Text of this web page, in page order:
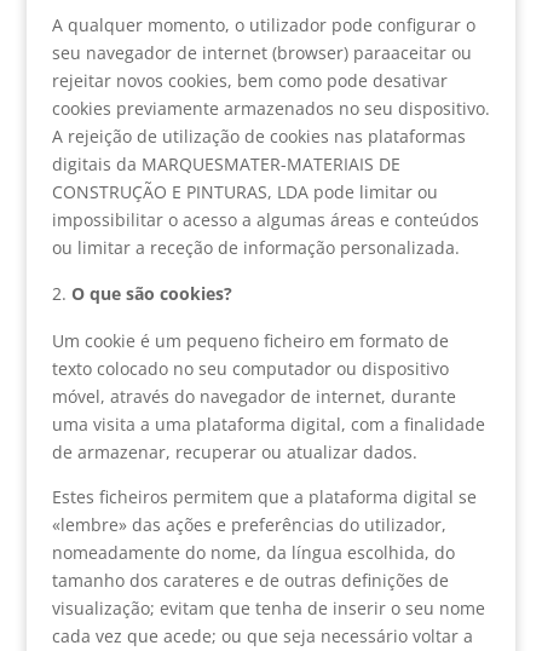
A qualquer momento, o utilizador pode configurar o
seu navegador de internet (browser) paraaceitar ou
rejeitar novos cookies, bem como pode desativar
cookies previamente armazenados no seu dispositivo.
A rejeição de utilização de cookies nas plataformas
digitais da MARQUESMATER-MATERIAIS DE
CONSTRUÇÃO E PINTURAS, LDA pode limitar ou
impossibilitar o acesso a algumas áreas e conteúdos
ou limitar a receção de informação personalizada.
O que são cookies?
Um cookie é um pequeno ficheiro em formato de
texto colocado no seu computador ou dispositivo
móvel, através do navegador de internet, durante
uma visita a uma plataforma digital, com a finalidade
de armazenar, recuperar ou atualizar dados.
Estes ficheiros permitem que a plataforma digital se
«lembre» das ações e preferências do utilizador,
nomeadamente do nome, da língua escolhida, do
tamanho dos carateres e de outras definições de
visualização; evitam que tenha de inserir o seu nome
cada vez que acede; ou que seja necessário voltar a